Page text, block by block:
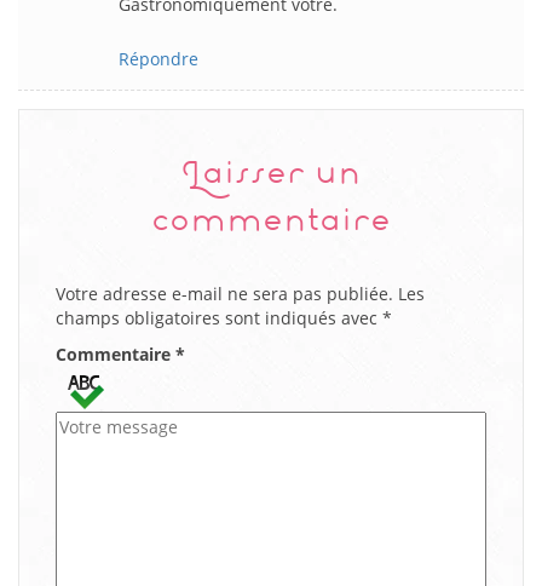
Répondre
Laisser un
commentaire
Votre adresse e-mail ne sera pas publiée. Les
champs obligatoires sont indiqués avec *
Commentaire *